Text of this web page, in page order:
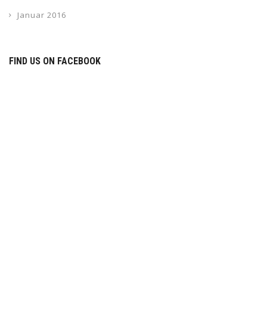
Januar 2016
FIND US ON FACEBOOK